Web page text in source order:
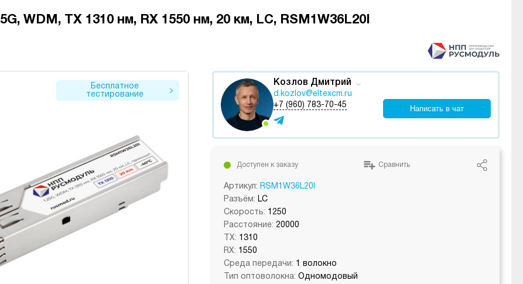
WDM, TX 1310 нм, RX 1550 нм, 20 км, LC, RSM1W36L20I
Бесплатное
тестирование
Козлов Дмитрий
d.kozlov@eltexcm.ru
+7 (960) 783-70-45
Написать в чат
Доступен к заказу Сравнить
Артикул: RSM1W36L20I
Разъём: LC
Скорость: 1250
Расстояние: 20000
TX: 1310
RX: 1550
Среда передачи: 1 волокно
Тип оптоволокна: Одномодовый